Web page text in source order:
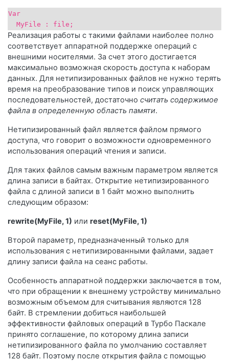
Var
MyFile : file;
Реализация работы с такими файлами наиболее полно
соответствует аппаратной поддержке операций с
внешними носителями. За счет этого достигается
максимально возможная скорость доступа к наборам
данных. Для нетипизированных файлов не нужно терять
время на преобразование типов и поиск управляющих
последовательностей, достаточно считать содержимое
файла в определенную область памяти.
Нетипизированный файл является файлом прямого
доступа, что говорит о возможности одновременного
использования операций чтения и записи.
Для таких файлов самым важным параметром является
длина записи в байтах. Открытие нетипизированного
файла с длиной записи в 1 байт можно выполнить
следующим образом:
rewrite(MyFile, 1) или reset(MyFile, 1)
Второй параметр, предназначенный только для
использования с нетипизированными файлами, задает
длину записи файла на сеанс работы.
Особенность аппаратной поддержки заключается в том,
что при обращении к внешнему устройству минимально
возможным объемом для считывания являются 128
байт. В стремлении добиться наибольшей
эффективности файловых операций в Турбо Паскале
принято соглашение, по которому длина записи
нетипизированного файла по умолчанию составляет
128 байт. Поэтому после открытия файла с помощью